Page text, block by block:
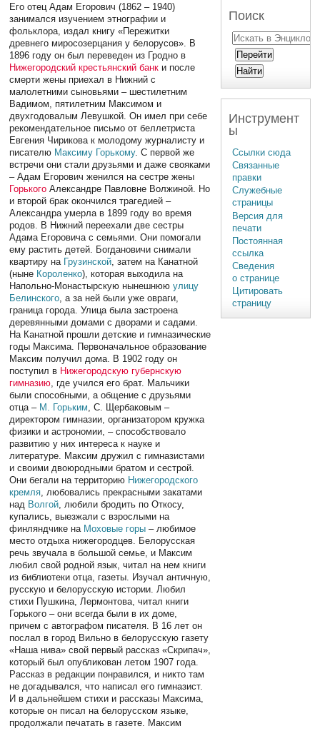
Его отец Адам Егорович (1862 – 1940)
занимался изучением этнографии и
фольклора, издал книгу «Пережитки
древнего миросозерцания у белорусов». В
1896 году он был переведен из Гродно в
Нижегородский крестьянский банк и после
смерти жены приехал в Нижний с
малолетними сыновьями – шестилетним
Вадимом, пятилетним Максимом и
двухгодовалым Левушкой. Он имел при себе
рекомендательное письмо от беллетриста
Евгения Чирикова к молодому журналисту и
писателю Максиму Горькому. С первой же
встречи они стали друзьями и даже свояками
– Адам Егорович женился на сестре жены
Горького Александре Павловне Волжиной. Но
и второй брак окончился трагедией –
Александра умерла в 1899 году во время
родов. В Нижний переехали две сестры
Адама Егоровича с семьями. Они помогали
ему растить детей. Богдановичи снимали
квартиру на Грузинской , затем на Канатной
(ныне Короленко), которая выходила на
Напольно-Монастырскую нынешнююулицу
Белинского , а за ней были уже овраги,
граница города. Улица была застроена
деревянными домами с дворами и садами.
На Канатной прошли детские и гимназические
годы Максима. Первоначальное образование
Максим получил дома. В 1902 году он
поступил в Нижегородскую губернскую
гимназию , где учился его брат. Мальчики
были способными, а общение с друзьями
отца – М. Горьким , С. Щербаковым –
директором гимназии, организатором кружка
физики и астрономии, – способствовало
развитию у них интереса к науке и
литературе. Максим дружил с гимназистами
и своими двоюродными братом и сестрой.
Они бегали на территорию Нижегородского
кремля , любовались прекрасными закатами
над Волгой , любили бродить по Откосу,
купались, выезжали с взрослыми на
финляндчике на Моховые горы – любимое
место отдыха нижегородцев. Белорусская
речь звучала в большой семье, и Максим
любил свой родной язык, читал на нем книги
из библиотеки отца, газеты. Изучал античную,
русскую и белорусскую истории. Любил
стихи Пушкина, Лермонтова, читал книги
Горького – они всегда были в их доме,
причем с автографом писателя. В 16 лет он
послал в город Вильно в белорусскую газету
«Наша нива» свой первый рассказ «Скрипач»,
который был опубликован летом 1907 года.
Рассказ в редакции понравился, и никто там
не догадывался, что написал его гимназист.
И в дальнейшем стихи и рассказы Максима,
которые он писал на белорусском языке,
продолжали печатать в газете. Максим
Поиск
Инструмент
ы
Ссылки сюда
Связанные
правки
Служебные
страницы
Версия для
печати
Постоянная
ссылка
Сведения
о странице
Цитировать
страницу